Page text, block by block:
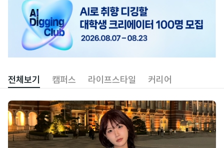
전체보기 캠퍼스 라이프스타일 커리어